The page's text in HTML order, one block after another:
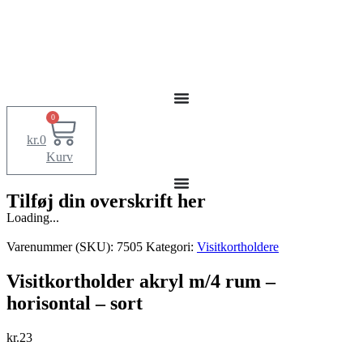
kr.0
0
Kurv
Tilføj din overskrift her
Loading...
Varenummer (SKU): 7505 Kategori: Visitkortholdere
Visitkortholder akryl m/4 rum –
horisontal – sort
kr.23